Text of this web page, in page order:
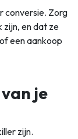
conversie. Zorg
zijn, en dat ze
een aankoop
je
zijn.